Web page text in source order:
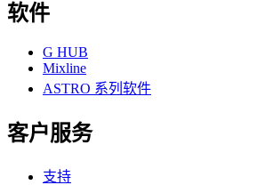
软件
G HUB
Mixline
ASTRO 系列软件
客户服务
支持